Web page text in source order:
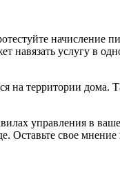
начисление
навязать услугу в
на территории дома.
управления в
Оставьте свое мнение